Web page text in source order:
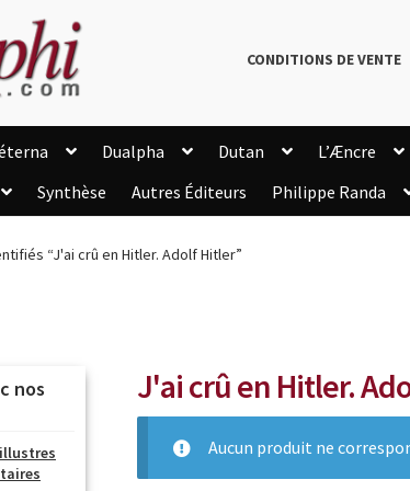
CONDITIONS DE VENTE
Dualpha Dutan L’Æncre
Synthèse Autres Éditeurs Philippe Randa
“J'ai crû en Hitler. Adolf Hitler”
J'ai crû en Hitler.
Aucun produit ne
nos